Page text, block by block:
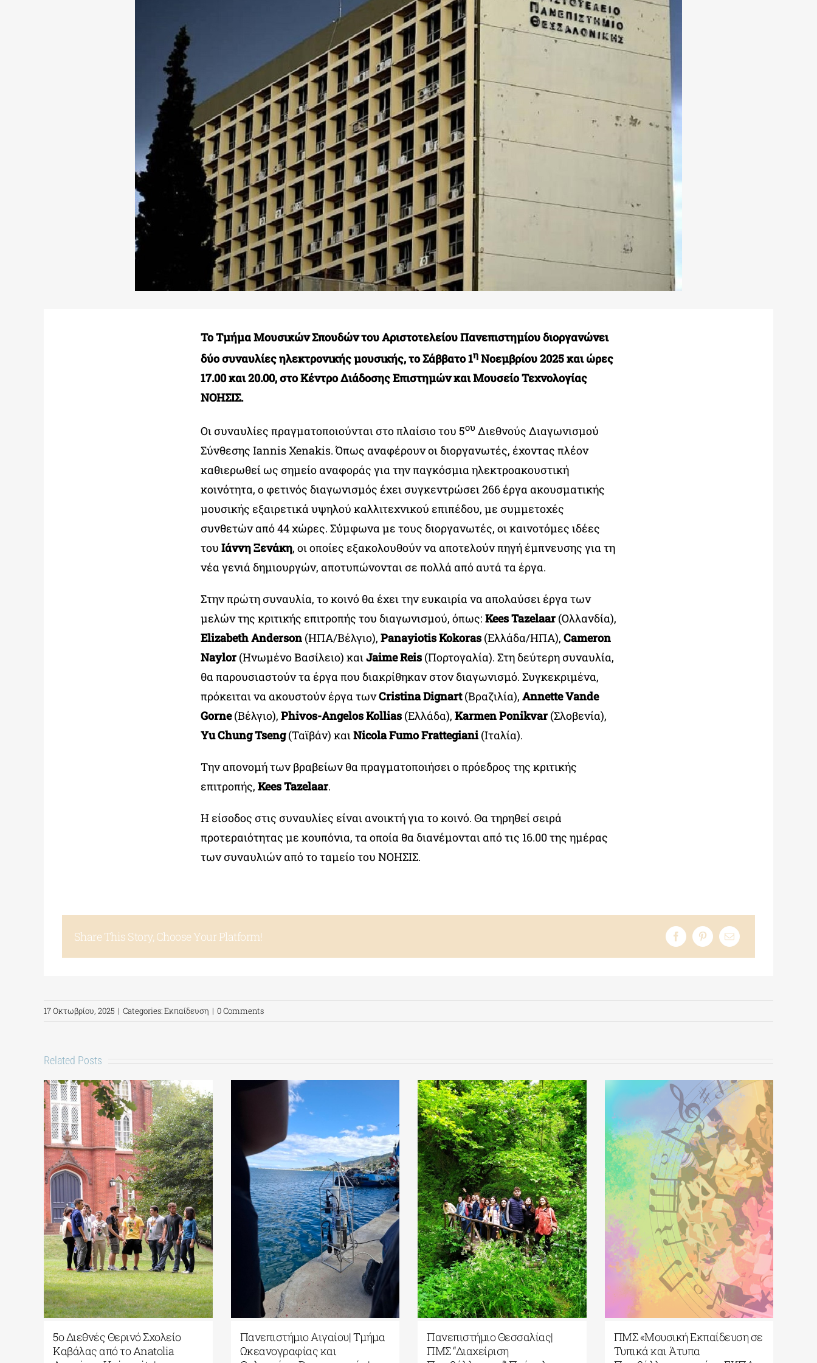
Το Τμήμα Μουσικών Σπουδών του Αριστοτελείου Πανεπιστημίου διοργανώνει
δύο συναυλίες ηλεκτρονικής μουσικής, το Σάββατο 1ηΝοεμβρίου 2025 και ώρες
17.00 και 20.00, στο Κέντρο Διάδοσης Επιστημών και Μουσείο Τεχνολογίας
ΝΟΗΣΙΣ.
Οι συναυλίες πραγματοποιούνται στο πλαίσιο του 5ου Διεθνούς Διαγωνισμού
Σύνθεσης Iannis Xenakis. Όπως αναφέρουν οι διοργανωτές, έχοντας πλέον
καθιερωθεί ως σημείο αναφοράς για την παγκόσμια ηλεκτροακουστική
κοινότητα, ο φετινός διαγωνισμός έχει συγκεντρώσει 266 έργα ακουσματικής
μουσικής εξαιρετικά υψηλού καλλιτεχνικού επιπέδου, με συμμετοχές
συνθετών από 44 χώρες. Σύμφωνα με τους διοργανωτές, οι καινοτόμες ιδέες
του Ιάννη Ξενάκη, οι οποίες εξακολουθούν να αποτελούν πηγή έμπνευσης για τη
νέα γενιά δημιουργών, αποτυπώνονται σε πολλά από αυτά τα έργα.
Στην πρώτη συναυλία, το κοινό θα έχει την ευκαιρία να απολαύσει έργα των
μελών της κριτικής επιτροπής του διαγωνισμού, όπως: Kees Tazelaar(Ολλανδία),
Elizabeth Anderson(ΗΠΑ/Βέλγιο), Panayiotis Kokoras(Ελλάδα/ΗΠΑ), Cameron
Naylor(Ηνωμένο Βασίλειο) καιJaime Reis(Πορτογαλία). Στη δεύτερη συναυλία,
θα παρουσιαστούν τα έργα που διακρίθηκαν στον διαγωνισμό. Συγκεκριμένα,
πρόκειται να ακουστούν έργα τωνCristina Dignart(Βραζιλία), Annette Vande
Gorne(Βέλγιο), Phivos-Angelos Kollias(Ελλάδα), Karmen Ponikvar(Σλοβενία),
Yu Chung Tseng(Ταϊβάν) καιNicola Fumo Frattegiani(Ιταλία).
Την απονομή των βραβείων θα πραγματοποιήσει ο πρόεδρος της κριτικής
επιτροπής, Kees Tazelaar.
Η είσοδος στις συναυλίες είναι ανοικτή για το κοινό. Θα τηρηθεί σειρά
προτεραιότητας με κουπόνια, τα οποία θα διανέμονται από τις 16.00 της ημέρας
των συναυλιών από το ταμείο του ΝΟΗΣΙΣ.
Share This Story, Choose Your Platform!
17 Οκτωβρίου, 2025 | Categories:Εκπαίδευση | 0 Comments
Related Posts
5ο Διεθνές Θερινό Σχολείο
Καβάλας από το Αnatolia
Πανεπιστήμιο Αιγαίου| Τμήμα
Ωκεανογραφίας και
Πανεπιστήμιο Θεσσαλίας|
ΠΜΣ “Διαχείριση
ΠΜΣ «Μουσική Εκπαίδευση σε
Τυπικά και Άτυπα